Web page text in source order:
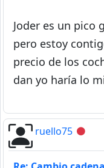
Joder es un pico
pero estoy
precio de los
dan yo haría lo
ruello75